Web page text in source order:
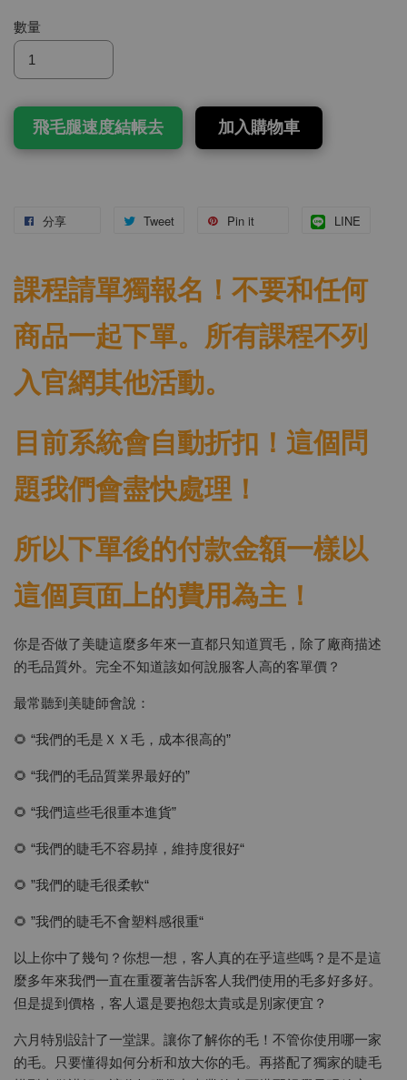
數量
飛毛腿速度結帳去 加入購物車
分享 Tweet Pin it LINE
課程請單獨報名！不要和任何
商品一起下單。所有課程不列
入官網其他活動。
目前系統會自動折扣！這個問
題我們會盡快處理！
所以下單後的付款金額一樣以
這個頁面上的費用為主！
你是否做了美睫這麼多年來一直都只知道買毛，除了廠商描述
的毛品質外。完全不知道該如何說服客人高的客單價？
最常聽到美睫師會說：
🌻 “我們的毛是ＸＸ毛，成本很高的”
🌻 “我們的毛品質業界最好的”
🌻 “我們這些毛很重本進貨”
🌻 “我們的睫毛不容易掉，維持度很好“
🌻 ”我們的睫毛很柔軟“
🌻 ”我們的睫毛不會塑料感很重“
以上你中了幾句？你想一想，客人真的在乎這些嗎？是不是這
麼多年來我們一直在重覆著告訴客人我們使用的毛多好多好。
但是提到價格，客人還是要抱怨太貴或是別家便宜？
六月特別設計了一堂課。讓你了解你的毛！不管你使用哪一家
的毛。只要懂得如何分析和放大你的毛。再搭配了獨家的睫毛